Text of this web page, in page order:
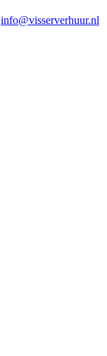
info@visserverhuur.nl